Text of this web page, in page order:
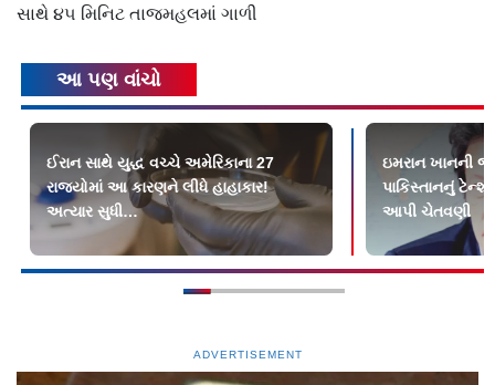
સાથે ૪૫ મિનિટ તાજમહલમાં ગાળી
આ પણ વાંચો
ઈરાન સાથે યુદ્ધ વચ્ચે અમેરિકાના 27
રાજ્યોમાં આ કારણને લીધે હાહાકાર!
અત્યાર સુધી…
ઇમરાન ખાનની
પાકિસ્તાનનું
આપી ચેતવણી
ADVERTISEMENT